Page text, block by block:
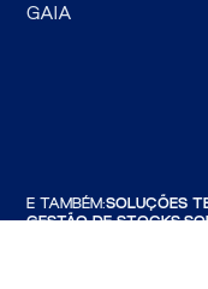
GAIA
E TAMBÉM:SOLUÇÕES
GESTÃO DE STOCKS,